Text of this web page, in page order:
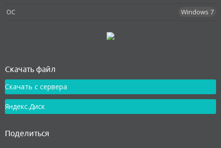
OC
Windows 7
Как установить
Скачать файл
Скачать с сервера
Яндекс.Диск
Поделиться